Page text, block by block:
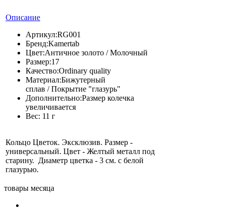
Описание
Артикул:RG001
Бренд:Kamertab
Цвет:Античное золото / Молочный
Размер:17
Качество:Ordinary quality
Материал:Бижутерный
сплав / Покрытие "глазурь"
Дополнительно:Размер колечка
увеличивается
Вес: 11 г
Кольцо Цветок. Эксклюзив. Размер -
универсальный. Цвет - Желтый металл под
старину. Диаметр цветка - 3 см. с белой
глазурью.
товары месяца